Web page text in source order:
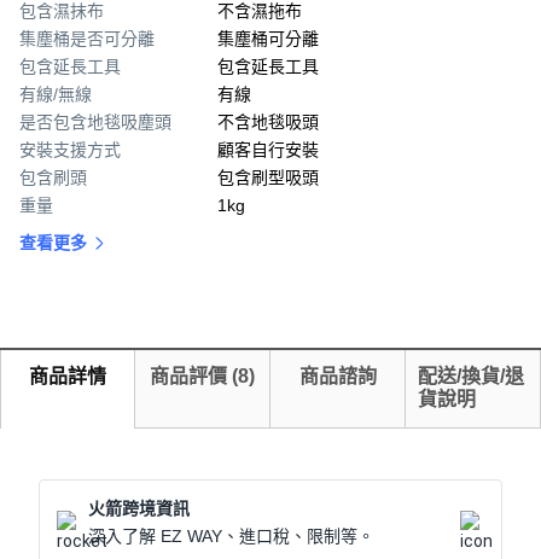
包含濕抹布
不含濕拖布
集塵桶是否可分離
集塵桶可分離
包含延長工具
包含延長工具
有線/無線
有線
是否包含地毯吸塵頭
不含地毯吸頭
安裝支援方式
顧客自行安裝
包含刷頭
包含刷型吸頭
重量
1kg
查看更多
商品詳情 商品評價 (8) 商品諮詢
配送/換貨/退
貨說明
火箭跨境資訊
深入了解 EZ WAY、進口稅、限制等。